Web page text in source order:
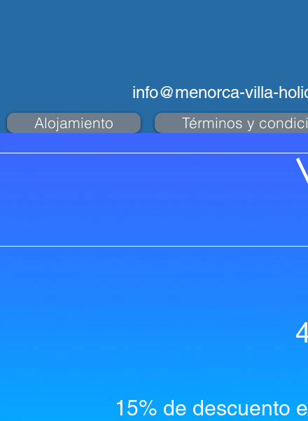
info@menorca-villa-
Alojamiento Términos y
15% de descuento